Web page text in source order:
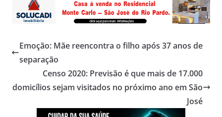
Emoção: Mãe reencontra o filho após 37 anos de
separação
Censo 2020: Previsão é que mais de 17.000
domicílios sejam visitados no próximo ano em São
José